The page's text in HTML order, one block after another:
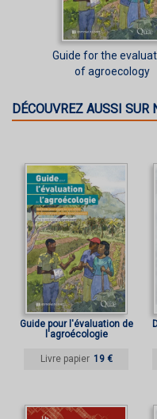
Guide for the
of agroecology
DÉCOUVREZ AUSSI SUR
Guide pour l'évaluation de
l'agroécologie
Livre papier 19 €